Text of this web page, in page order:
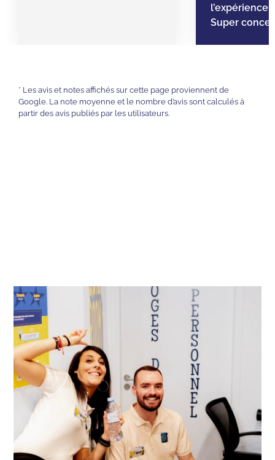
l’expérience
Super
* Les avis et notes affichés sur cette page proviennent de
Google. La note moyenne et le nombre d’avis sont calculés à
partir des avis publiés par les utilisateurs.